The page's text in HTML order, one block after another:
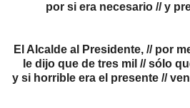
por si era necesario // y
El Alcalde al Presidente, // por
le dijo que de tres mil // sólo
y si horrible era el presente //